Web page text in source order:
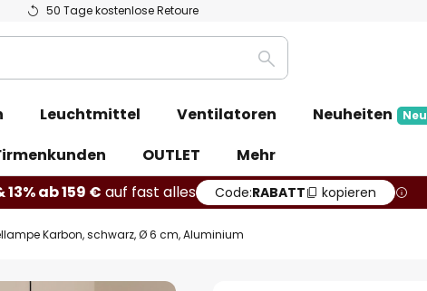
50 Tage kostenlose Retoure
Suche
Leuchtmittel Ventilatoren Neuheiten Neu
OUTLET
Mehr
13% ab 159 € auf fast alles Code:RABATT kopieren
Karbon, schwarz, Ø 6 cm, Aluminium